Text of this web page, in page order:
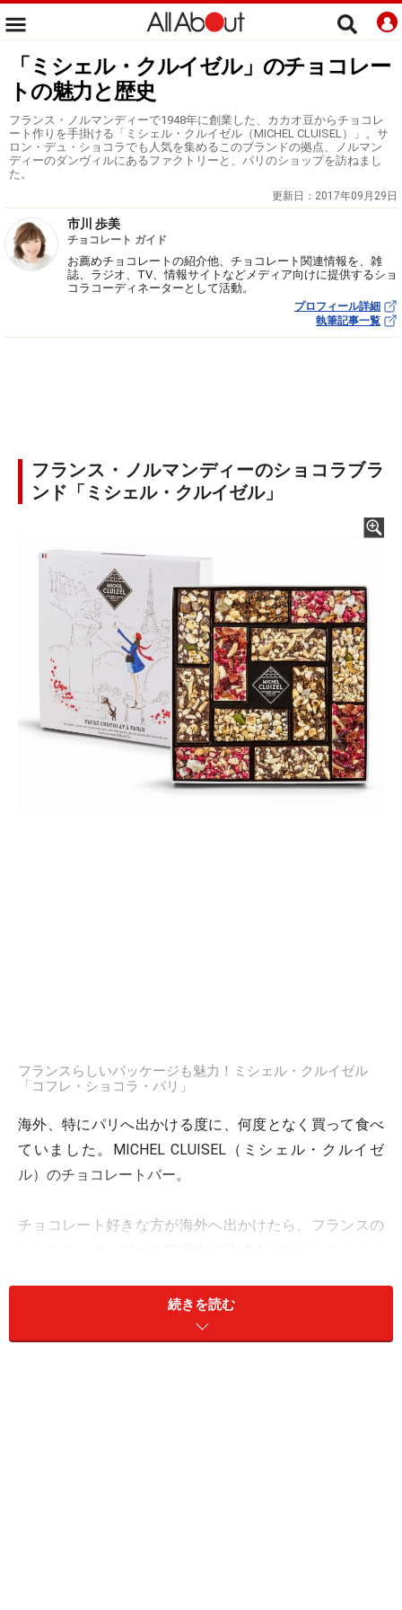
「ミシェル・クルイゼル」のチョコレー
トの魅力と歴史
フランス・ノルマンディーで1948年に創業した、カカオ豆からチョコレ
ート作りを手掛ける「ミシェル・クルイゼル（MICHEL CLUISEL）」。サ
ロン・デュ・ショコラでも人気を集めるこのブランドの拠点、ノルマン
ディーのダンヴィルにあるファクトリーと、パリのショップを訪ねまし
た。
更新日： 2017年09月29日
市川 歩美
チョコレート ガイド
お薦めチョコレートの紹介他、チョコレート関連情報を、雑
誌、ラジオ、TV、情報サイトなどメディア向けに提供するショ
コラコーディネーターとして活動。
プロフィール詳細
執筆記事一覧
フランス・ノルマンディーのショコラブラ
ンド「ミシェル・クルイゼル」
フランスらしいパッケージも魅力！ミシェル・クルイゼル
「コフレ・ショコラ・パリ」
海外、特にパリへ出かける度に、何度となく買って食べ
ていました。MICHEL CLUISEL（ミシェル・クルイゼ
ル）のチョコレートバー。
チョコレート好きな方が海外へ出かけたら、フランスの
た、2017年のバレンタインシーズンには、日本で7年ぶ
りに期間限定販売されて、注目を集めましたね。
続きを読む